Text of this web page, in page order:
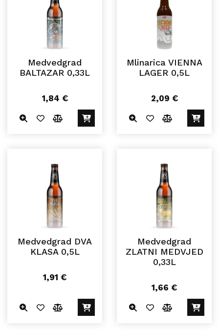
Medvedgrad
BALTAZAR 0,33L
1,84 €
Mlinarica VIENNA
LAGER 0,5L
2,09 €
Medvedgrad DVA
KLASA 0,5L
1,91 €
Medvedgrad
ZLATNI MEDVJED
0,33L
1,66 €